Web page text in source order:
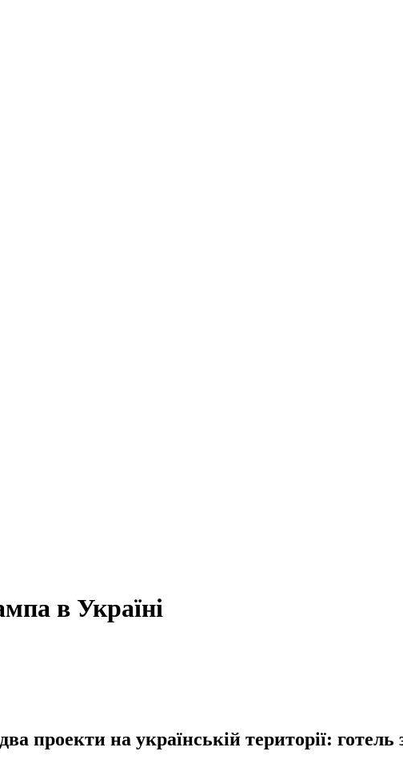
в Україні
проекти на українській території: